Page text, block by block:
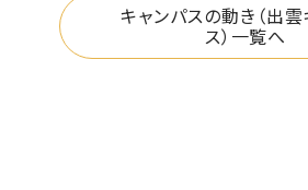
キャンパスの動き（出
ス）一覧へ